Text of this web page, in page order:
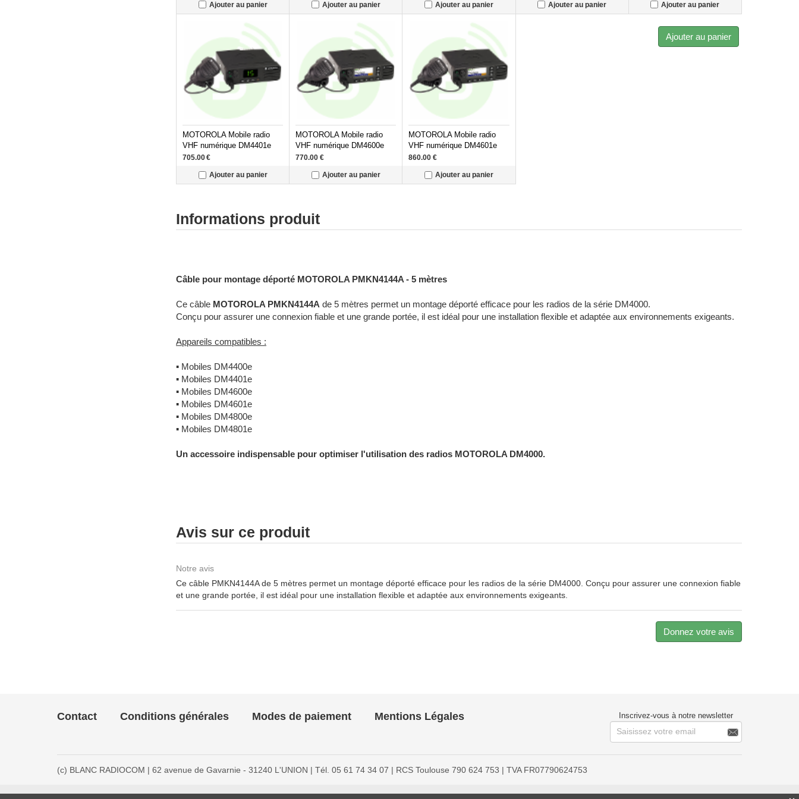
Ajouter au panier Ajouter au panier Ajouter au panier Ajouter au panier Ajouter au panier
MOTOROLA Mobile radio
VHF numérique DM4401e
705.00€
Ajouter au panier
MOTOROLA Mobile radio
VHF numérique DM4600e
770.00 €
Ajouter au panier
MOTOROLA Mobile radio
VHF numérique DM4601e
25W
860.00 €
Ajouter au panier
Ajouter au panier
Informations produit
Câble pour montage déporté MOTOROLA PMKN4144A - 5 mètres
Ce câble MOTOROLA PMKN4144A de 5 mètres permet un montage déporté efficace pour les radios de la série DM4000.
Conçu pour assurer une connexion fiable et une grande portée, il est idéal pour une installation flexible et adaptée aux environnements exigeants.
Appareils compatibles :
▪ Mobiles DM4400e
▪ Mobiles DM4401e
▪ Mobiles DM4600e
▪ Mobiles DM4601e
▪ Mobiles DM4800e
▪ Mobiles DM4801e
Un accessoire indispensable pour optimiser l'utilisation des radios MOTOROLA DM4000.
Avis sur ce produit
Notre avis
Ce câble PMKN4144A de 5 mètres permet un montage déporté efficace pour les radios de la série DM4000. Conçu pour assurer une connexion fiable
et une grande portée, il est idéal pour une installation flexible et adaptée aux environnements exigeants.
Donnez votre avis
Inscrivez-vous à notre newsletter

Contact Conditions générales Modes de paiement Mentions Légales
(c) BLANC RADIOCOM | 62 avenue de Gavarnie - 31240 L'UNION | Tél. 05 61 74 34 07 | RCS Toulouse 790 624 753 | TVA FR07790624753